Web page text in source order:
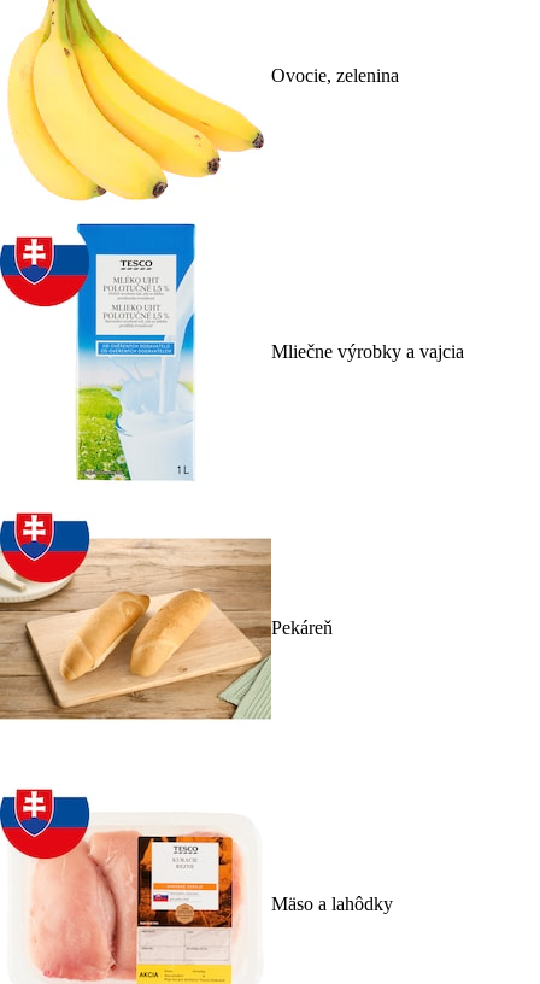
Ovocie, zelenina
Mliečne výrobky a vajcia
Pekáreň
Mäso a lahôdky